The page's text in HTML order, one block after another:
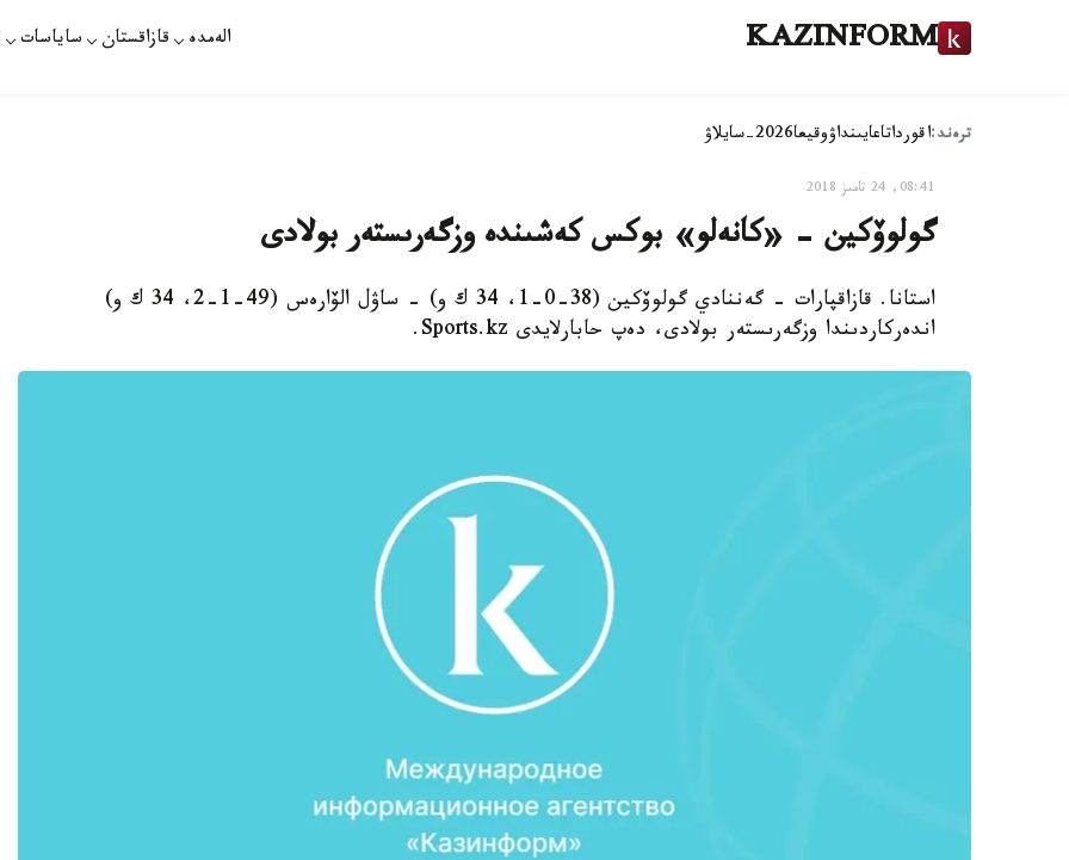
KAZINFORM الەمدە قازاقستان ساياسات
ترەند:اقورداتاعايىنداۋوقيعا2026-سايلاۋ
08:41, 24 تامىز 2018
گولوۆكين - «كانەلو» بوكس كەشىندە وزگەرىستەر بولادى
استانا. قازاقپارات - گەننادي گولوۆكين (38-0-1، 34 ك و) - ساۋل الۆارەس (49-1-2، 34 ك و)
اندەركاردىندا وزگەرىستەر بولادى، دەپ حابارلايدى Sports.kz.